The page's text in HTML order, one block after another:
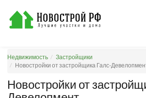
Недвижимость
Застройщики
Новостройки от застройщика Галс-
Новостройки от